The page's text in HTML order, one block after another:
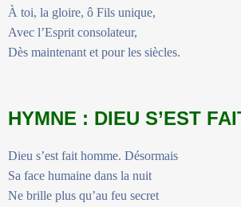
À toi, la gloire, ô Fils unique,
Avec l’Esprit consolateur,
Dès maintenant et pour les siècles.
HYMNE : DIEU S’EST
Dieu s’est fait homme. Désormais
Sa face humaine dans la nuit
Ne brille plus qu’au feu secret